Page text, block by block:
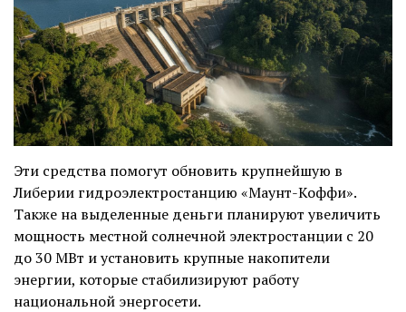
Эти средства помогут обновить крупнейшую в
Либерии гидроэлектростанцию «Маунт-Коффи».
Также на выделенные деньги планируют увеличить
мощность местной солнечной электростанции с 20
до 30 МВт и установить крупные накопители
энергии, которые стабилизируют работу
национальной энергосети.